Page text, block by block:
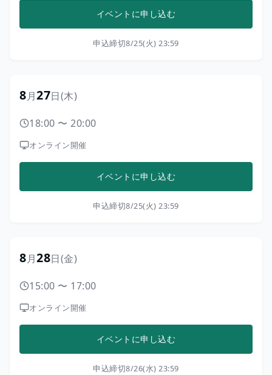
イベントに申し込む
申込締切8/25(火) 23:59
8月27日(木)
18:00 〜 20:00
オンライン開催
イベントに申し込む
申込締切8/25(火) 23:59
8月28日(金)
15:00 〜 17:00
オンライン開催
イベントに申し込む
申込締切8/26(水) 23:59